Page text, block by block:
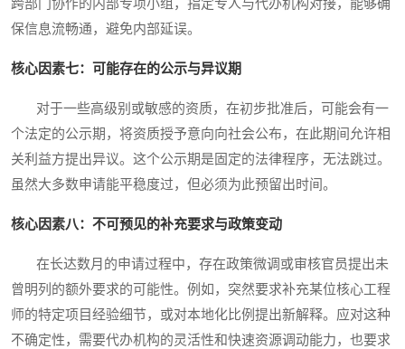
跨部门协作的内部专项小组，指定专人与代办机构对接，能够确
保信息流畅通，避免内部延误。
核心因素七：可能存在的公示与异议期
对于一些高级别或敏感的资质，在初步批准后，可能会有一
个法定的公示期，将资质授予意向向社会公布，在此期间允许相
关利益方提出异议。这个公示期是固定的法律程序，无法跳过。
虽然大多数申请能平稳度过，但必须为此预留出时间。
核心因素八：不可预见的补充要求与政策变动
在长达数月的申请过程中，存在政策微调或审核官员提出未
曾明列的额外要求的可能性。例如，突然要求补充某位核心工程
师的特定项目经验细节，或对本地化比例提出新解释。应对这种
不确定性，需要代办机构的灵活性和快速资源调动能力，也要求